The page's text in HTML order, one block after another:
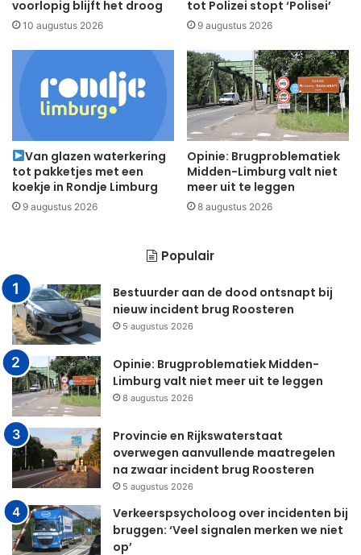
voorlopig blijft het droog
10 augustus 2026
tot Polizei stopt ‘Polisei’
9 augustus 2026
Van glazen waterkering
tot pakketjes met een
koekje in Rondje Limburg
9 augustus 2026
Opinie: Brugproblematiek
Midden-Limburg valt niet
meer uit te leggen
8 augustus 2026
Populair
Bestuurder aan de dood ontsnapt bij
nieuw incident brug Roosteren
5 augustus 2026
Opinie: Brugproblematiek Midden-
Limburg valt niet meer uit te leggen
8 augustus 2026
Provincie en Rijkswaterstaat
overwegen aanvullende maatregelen
na zwaar incident brug Roosteren
5 augustus 2026
Verkeerspsycholoog over incidenten bij
bruggen: ‘Veel signalen merken we niet
op’